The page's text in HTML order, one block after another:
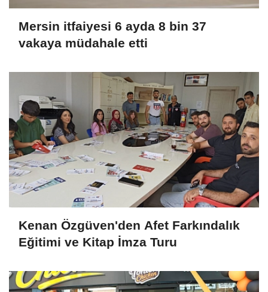
Mersin itfaiyesi 6 ayda 8 bin 37
vakaya müdahale etti
Kenan Özgüven'den Afet Farkındalık
Eğitimi ve Kitap İmza Turu